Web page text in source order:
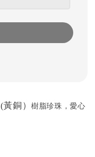
(黃銅）樹脂珍珠，愛心